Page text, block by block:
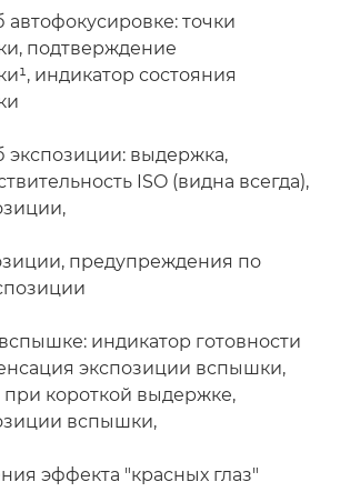
точки
подтверждение
индикатор состояния
выдержка,
ISO (видна всегда),
предупреждения по
индикатор готовности
экспозиции вспышки,
короткой выдержке,
вспышки,
эффекта "красных глаз"